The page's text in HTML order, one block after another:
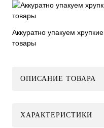
Аккуратно упакуем хрупкие
товары
ОПИСАНИЕ ТОВАРА
ХАРАКТЕРИСТИКИ